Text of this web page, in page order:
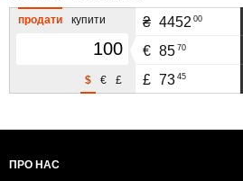
продати купити
£
€
$
₴ 4452 00
€ 85 70
£ 73 45
ПРО НАС